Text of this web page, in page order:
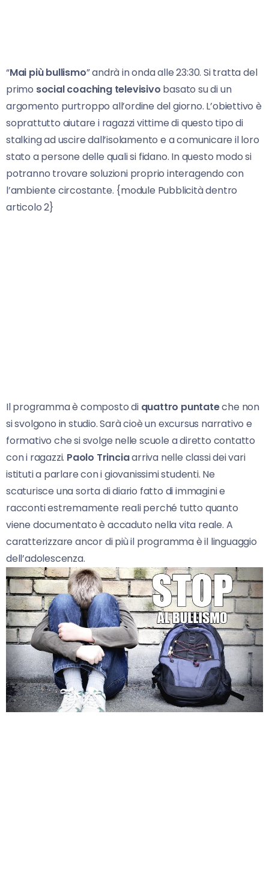
“Mai più bullismo” andrà in onda alle 23:30. Si tratta del
primo social coaching televisivo basato su di un
argomento purtroppo all’ordine del giorno. L’obiettivo è
soprattutto aiutare i ragazzi vittime di questo tipo di
stalking ad uscire dall’isolamento e a comunicare il loro
stato a persone delle quali si fidano. In questo modo si
potranno trovare soluzioni proprio interagendo con
l’ambiente circostante. {module Pubblicità dentro
articolo 2}
Il programma è composto diquattro puntateche non
si svolgono in studio. Sarà cioè un excursus narrativo e
formativo che si svolge nelle scuole a diretto contatto
con i ragazzi. Paolo Trinciaarriva nelle classi dei vari
istituti a parlare con i giovanissimi studenti. Ne
scaturisce una sorta di diario fatto di immagini e
racconti estremamente reali perché tutto quanto
viene documentato è accaduto nella vita reale. A
caratterizzare ancor di più il programma è il linguaggio
dell’adolescenza.